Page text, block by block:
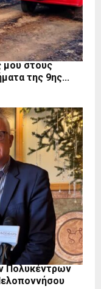
μου στους
της 9ης...
Πολυκέντρων